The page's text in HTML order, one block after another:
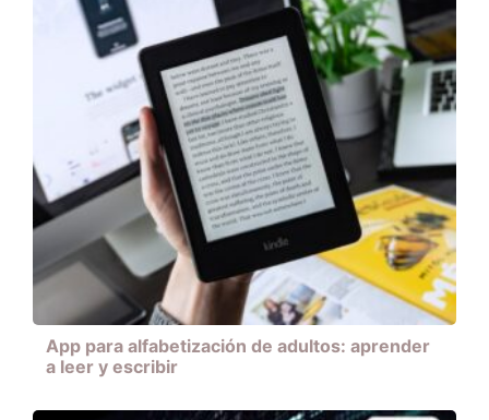
App para alfabetización de adultos: aprender
a leer y escribir